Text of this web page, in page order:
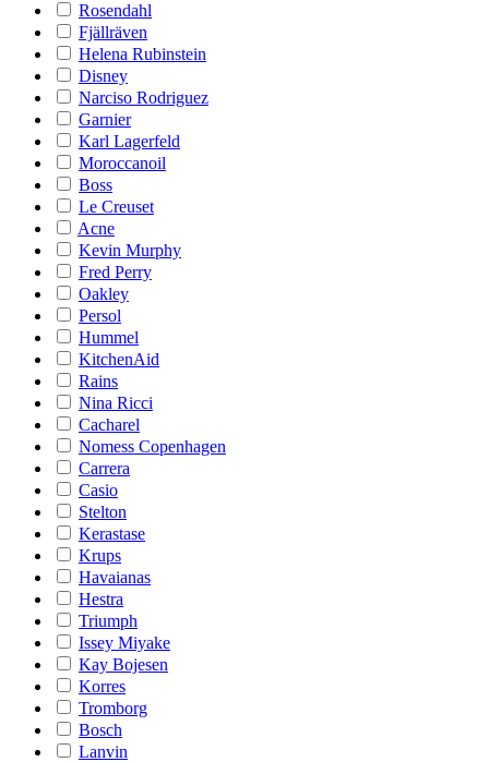
Rosendahl
Fjällräven
Helena Rubinstein
Disney
Narciso Rodriguez
Garnier
Karl Lagerfeld
Moroccanoil
Boss
Le Creuset
Acne
Kevin Murphy
Fred Perry
Oakley
Persol
Hummel
KitchenAid
Rains
Nina Ricci
Cacharel
Nomess Copenhagen
Carrera
Casio
Stelton
Kerastase
Krups
Havaianas
Hestra
Triumph
Issey Miyake
Kay Bojesen
Korres
Tromborg
Bosch
Lanvin